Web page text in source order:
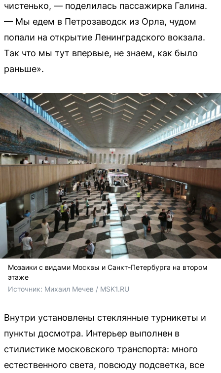
чистенько, — поделилась пассажирка Галина.
— Мы едем в Петрозаводск из Орла, чудом
попали на открытие Ленинградского вокзала.
Так что мы тут впервые, не знаем, как было
раньше».
Мозаики с видами Москвы и Санкт-Петербурга на втором
этаже
Источник: Михаил Мечев / MSK1.RU
Внутри установлены стеклянные турникеты и
пункты досмотра. Интерьер выполнен в
стилистике московского транспорта: много
естественного света, повсюду подсветка, все